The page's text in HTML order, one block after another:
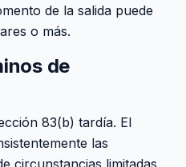
de la salida puede
o más.
de
83(b) tardía. El
las
circunstancias limitadas.